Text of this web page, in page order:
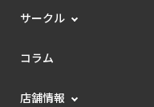
サークル
コラム
店舗情報